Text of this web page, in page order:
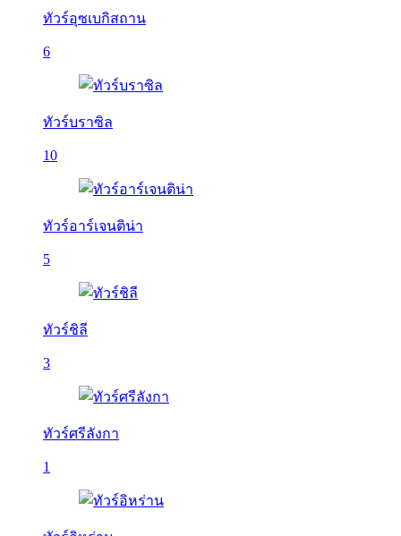
ทัวร์อุซเบกิสถาน
6
ทัวร์บราซิล
10
ทัวร์อาร์เจนติน่า
5
ทัวร์ชิลี
3
ทัวร์ศรีลังกา
1